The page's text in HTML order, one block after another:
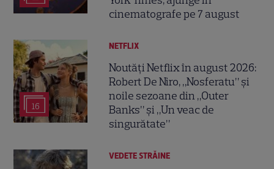
cinematografe pe 7 august
16
NETFLIX
Noutăți Netflix în august 2026:
Robert De Niro, „Nosferatu” și
noile sezoane din „Outer
Banks” și „Un veac de
singurătate”
VEDETE STRĂINE